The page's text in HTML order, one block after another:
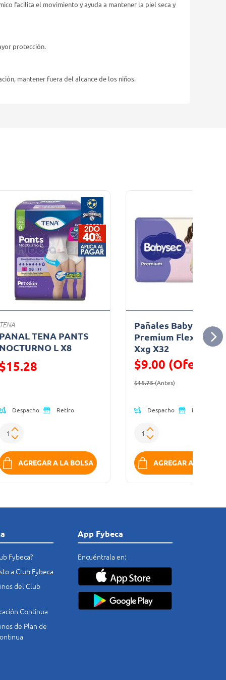
facilita el movimiento y ayuda a mantener la piel seca y
protección.
mantener fuera del alcance de los niños.
TENA PANTS
L X8
reducido de
Despacho Retiro
AGREGAR A LA BOLSA
Pañales Babysec
Premium
Xxg X32
$9.00 (Oferta)
Precio reducido de
$15.75(Antes)
Despacho Retiro
AGREGAR A LA
Fybeca?
a Club Fybeca
del Club
Continua
de Plan de
App Fybeca
Encuéntrala en: